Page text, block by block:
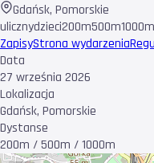
Gdańsk, Pomorskie
ulicznydzieci200m500m1000m
ZapisyStrona wydarzenia
Data
27 września 2026
Lokalizacja
Gdańsk, Pomorskie
Dystanse
200m / 500m / 1000m